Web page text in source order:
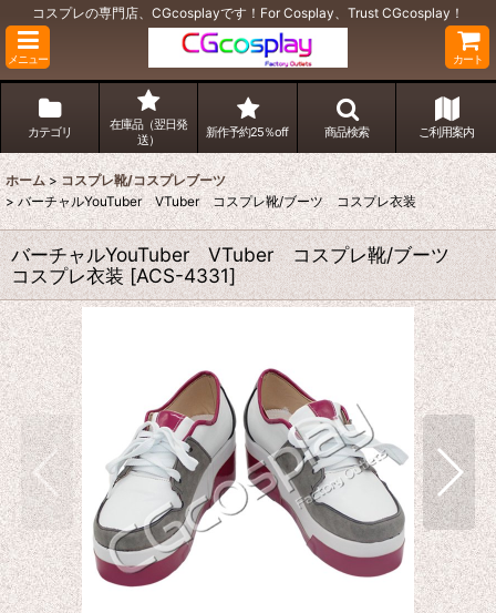
コスプレの専門店、CGcosplayです！For Cosplay、Trust CGcosplay！
メニュー カート
カテゴリ
在庫品（翌日発
送）
新作予約25％off 商品検索 ご利用案内
ホーム > コスプレ靴/コスプレブーツ
> バーチャルYouTuber VTuber コスプレ靴/ブーツ コスプレ衣装
バーチャルYouTuber VTuber コスプレ靴/ブーツ
コスプレ衣装 [ACS-4331]